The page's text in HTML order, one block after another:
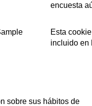
encuesta
Esta
incluido en
sobre sus hábitos de